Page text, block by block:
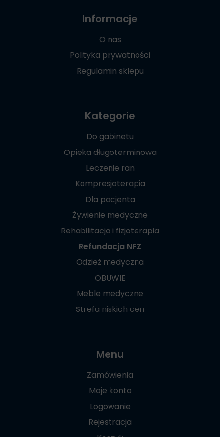
Informacje
O nas
Polityka prywatności
Regulamin sklepu
Kategorie
Do gabinetu
Opieka długoterminowa
Leczenie ran
Kompresjoterapia
Dla pacjenta
Żywienie medyczne
Rehabilitacja i fizjoterapia
Refundacja NFZ
Odzież medyczna
OBUWIE
Meble medyczne
Strefa niskich cen
Menu
Zamówienia
Moje konto
Logowanie
Rejestracja